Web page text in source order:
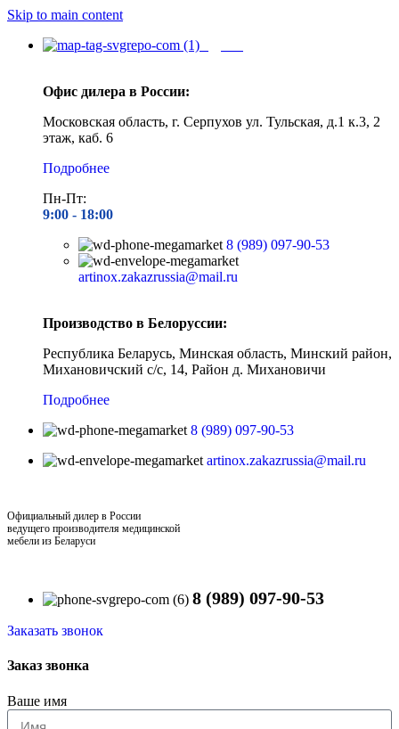
Skip to main content
Офис дилера в России:
Московская область, г. Серпухов ул. Тульская, д.1 к.3, 2
этаж, каб. 6
Подробнее
Пн-Пт:
9:00 - 18:00
8 (989) 097-90-53
artinox.zakazrussia@mail.ru
Производство в Белоруссии:
Республика Беларусь, Минская область, Минский район,
Михановичский с/с, 14, Район д. Михановичи
Подробнее
8 (989) 097-90-53
artinox.zakazrussia@mail.ru
Официальный дилер в России
ведущего производителя медицинской
мебели из Беларуси
8 (989) 097-90-53
Заказать звонок
Заказ звонка
Ваше имя